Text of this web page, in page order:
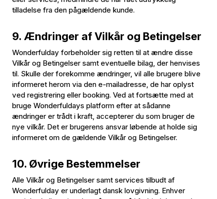
tilladelse fra den pågældende kunde.
9. Ændringer af Vilkår og Betingelser
Wonderfulday forbeholder sig retten til at ændre disse
Vilkår og Betingelser samt eventuelle bilag, der henvises
til. Skulle der forekomme ændringer, vil alle brugere blive
informeret herom via den e-mailadresse, de har oplyst
ved registrering eller booking. Ved at fortsætte med at
bruge Wonderfuldays platform efter at sådanne
ændringer er trådt i kraft, accepterer du som bruger de
nye vilkår. Det er brugerens ansvar løbende at holde sig
informeret om de gældende Vilkår og Betingelser.
10. Øvrige Bestemmelser
Alle Vilkår og Betingelser samt services tilbudt af
Wonderfulday er underlagt dansk lovgivning. Enhver